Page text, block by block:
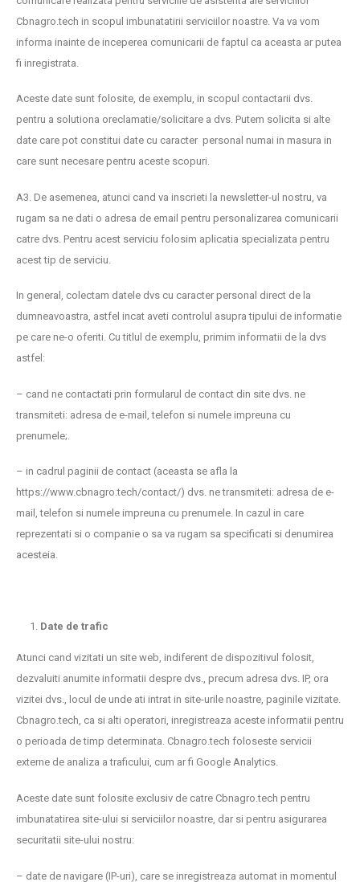
Cbnagro.tech in scopul imbunatatirii serviciilor noastre. Va va vom
informa inainte de inceperea comunicarii de faptul ca aceasta ar putea
fi inregistrata.
Aceste date sunt folosite, de exemplu, in scopul contactarii dvs.
pentru a solutiona oreclamatie/solicitare a dvs. Putem solicita si alte
date care pot constitui date cu caracter personal numai in masura in
care sunt necesare pentru aceste scopuri.
A3. De asemenea, atunci cand va inscrieti la newsletter-ul nostru, va
rugam sa ne dati o adresa de email pentru personalizarea comunicarii
catre dvs. Pentru acest serviciu folosim aplicatia specializata pentru
acest tip de serviciu.
In general, colectam datele dvs cu caracter personal direct de la
dumneavoastra, astfel incat aveti controlul asupra tipului de informatie
pe care ne-o oferiti. Cu titlul de exemplu, primim informatii de la dvs
astfel:
– cand ne contactati prin formularul de contact din site dvs. ne
transmiteti: adresa de e-mail, telefon si numele impreuna cu
prenumele;.
– in cadrul paginii de contact (aceasta se afla la
https://www.cbnagro.tech/contact/) dvs. ne transmiteti: adresa de e-
mail, telefon si numele impreuna cu prenumele. In cazul in care
reprezentati si o companie o sa va rugam sa specificati si denumirea
acesteia.
Date de trafic
Atunci cand vizitati un site web, indiferent de dispozitivul folosit,
dezvaluiti anumite informatii despre dvs., precum adresa dvs. IP, ora
vizitei dvs., locul de unde ati intrat in site-urile noastre, paginile vizitate.
Cbnagro.tech, ca si alti operatori, inregistreaza aceste informatii pentru
o perioada de timp determinata. Cbnagro.tech foloseste servicii
externe de analiza a traficului, cum ar fi Google Analytics.
Aceste date sunt folosite exclusiv de catre Cbnagro.tech pentru
imbunatatirea site-ului si serviciilor noastre, dar si pentru asigurarea
securitatii site-ului nostru:
– date de navigare (IP-uri), care se inregistreaza automat in momentul